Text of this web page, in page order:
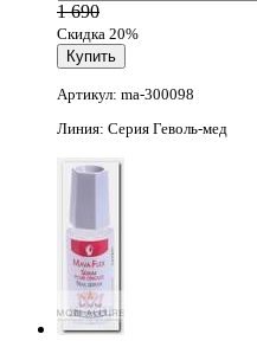
1 690
Скидка 20%
Артикул: ma-300098
Линия: Серия Геволь-мед